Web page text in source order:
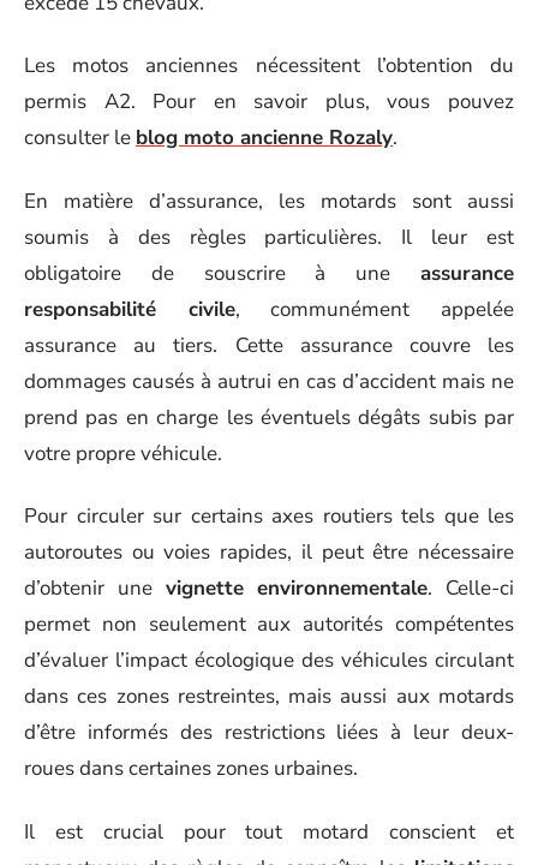
Les motos anciennes nécessitent l’obtention du
permis A2. Pour en savoir plus, vous pouvez
consulter le blog moto ancienne Rozaly.
En matière d’assurance, les motards sont aussi
soumis à des règles particulières. Il leur est
obligatoire de souscrire à une assurance
responsabilité civile, communément appelée
assurance au tiers. Cette assurance couvre les
dommages causés à autrui en cas d’accident mais ne
prend pas en charge les éventuels dégâts subis par
votre propre véhicule.
Pour circuler sur certains axes routiers tels que les
autoroutes ou voies rapides, il peut être nécessaire
d’obtenir une vignette environnementale. Celle-ci
permet non seulement aux autorités compétentes
d’évaluer l’impact écologique des véhicules circulant
dans ces zones restreintes, mais aussi aux motards
d’être informés des restrictions liées à leur deux-
roues dans certaines zones urbaines.
Il est crucial pour tout motard conscient et